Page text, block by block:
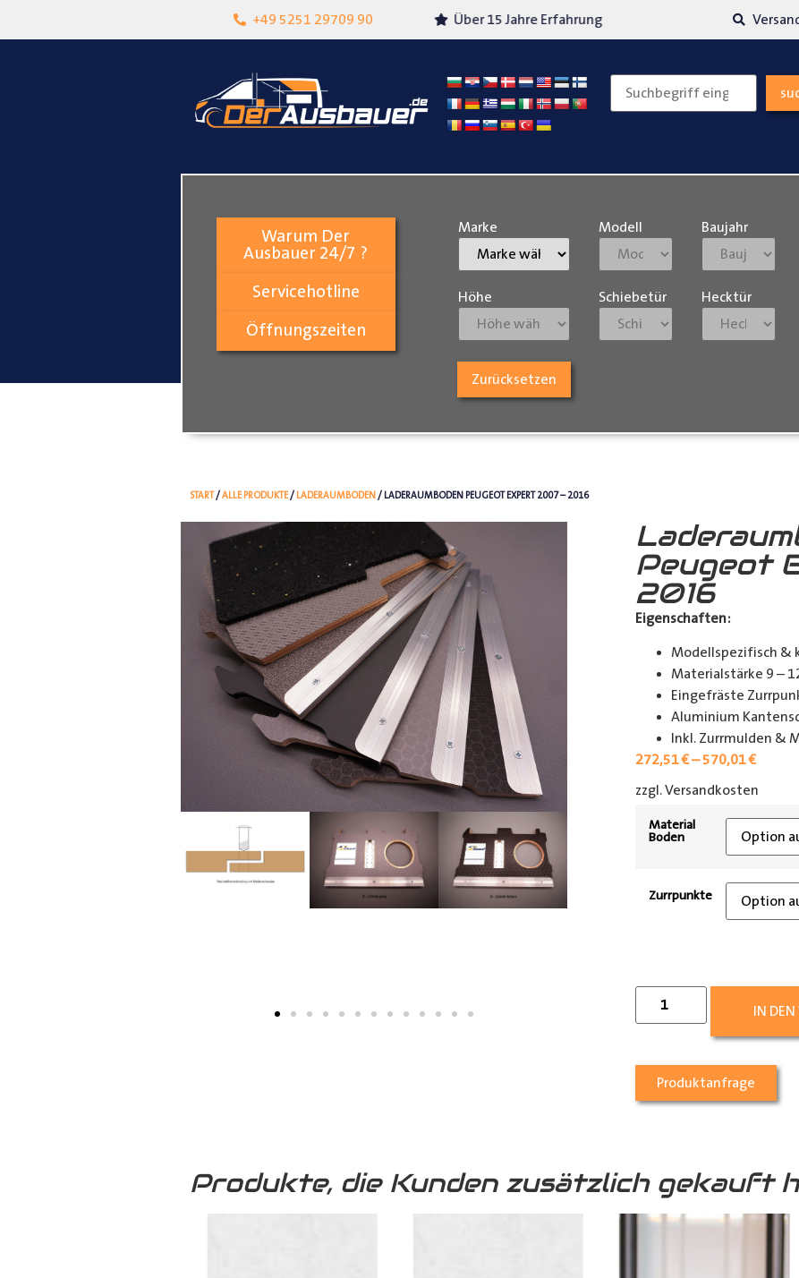
+49 5251 29709 90
Lokalgeschäft in Paderborn Über 15 Jahre Erfahrung
Warum Der
Ausbauer 24/7 ?
Servicehotline
Öffnungszeiten
Marke Modell Baujahr
Höhe Schiebetür Hecktür
Zurücksetzen
START/ALLE PRODUKTE/ LADERAUMBODEN / LADERAUMBODEN PEUGEOT EXPERT 2007 – 2016
Peugeot
2016
Eigenschaften:
Modellspezifisch &
Materialstärke 9 –
Eingefräste
Aluminium
Inkl. Zurrmulden &
272,51€–570,01€
zzgl. Versandkosten
Material
Boden
Zurrpunkte
IN
Produktanfrage
Produkte, die Kunden zusätzlich gekauft